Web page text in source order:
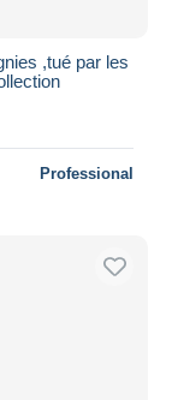
,tué par les
Professional